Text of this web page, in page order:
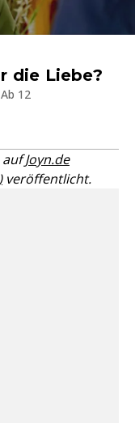
die Liebe?
12
aufJoyn.de
veröffentlicht.